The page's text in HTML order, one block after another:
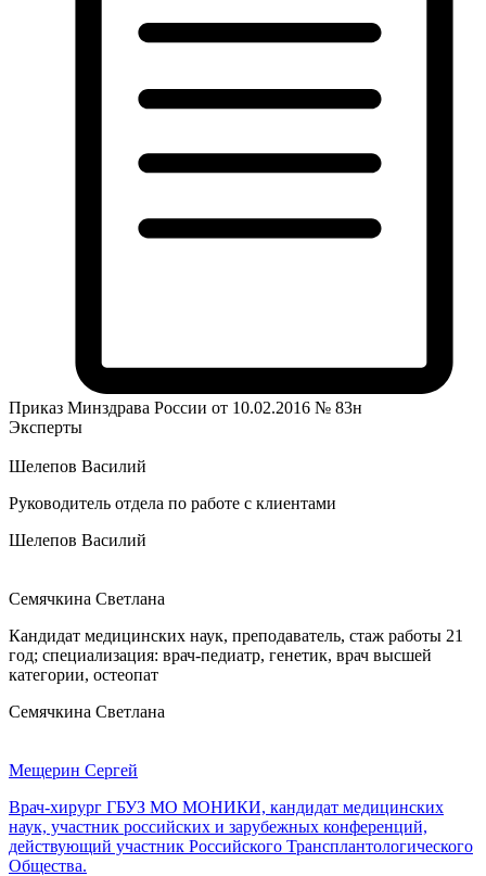
Приказ Минздрава России от 10.02.2016 № 83н
Эксперты
Шелепов Василий
Руководитель отдела по работе с клиентами
Шелепов Василий
Семячкина Светлана
Кандидат медицинских наук, преподаватель, стаж работы 21
год; специализация: врач-педиатр, генетик, врач высшей
категории, остеопат
Семячкина Светлана
Мещерин Сергей
Врач-хирург ГБУЗ МО МОНИКИ, кандидат медицинских
наук, участник российских и зарубежных конференций,
действующий участник Российского Трансплантологического
Общества.